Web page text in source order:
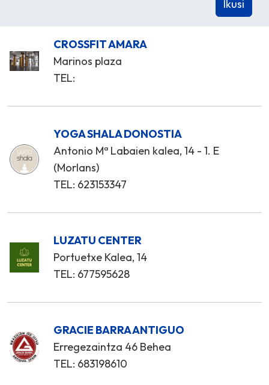
CROSSFIT AMARA
Marinos plaza
TEL:
YOGA SHALA DONOSTIA
Antonio Mª Labaien kalea, 14 - 1. E
(Morlans)
TEL: 623153347
LUZATU CENTER
Portuetxe Kalea, 14
TEL: 677595628
GRACIE BARRA ANTIGUO
Erregezaintza 46 Behea
TEL: 683198610